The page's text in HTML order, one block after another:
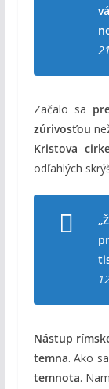
Začalo sa
zúrivosťou
Kristova
odľahlých
Nástup
temna. Ako
temnota.